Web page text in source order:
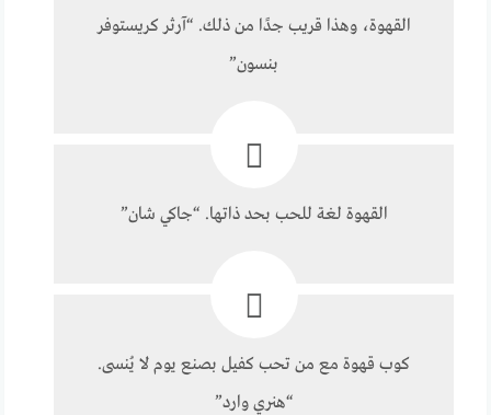
القهوة، وهذا قريب جدًا من ذلك. “آرثر كريستوفر
بنسون”
القهوة لغة للحب بحد ذاتها. “جاكي شان”
كوب قهوة مع من تحب كفيل بصنع يوم لا يُنسى.
“هنري وارد”